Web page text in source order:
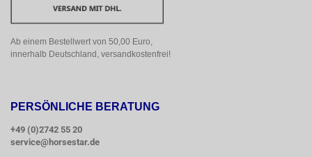
Ab einem Bestellwert von 50,00 Euro,
innerhalb Deutschland, versandkostenfrei!
PERSÖNLICHE BERATUNG
+49 (0)2742 55 20
service@horsestar.de